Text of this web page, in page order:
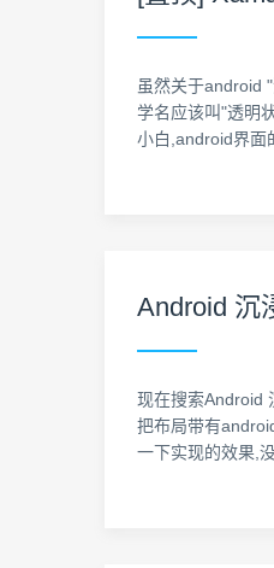
虽然关于android
学名应该叫"透明
小白,android界面
Android 沉
现在搜索Android
把布局带有
一下实现的效果,